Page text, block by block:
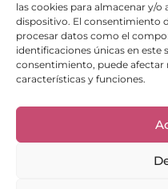
las cookies para almacenar y/
dispositivo. El consentimiento
procesar datos como el
identificaciones únicas en este
consentimiento, puede afectar
características y funciones.
Los